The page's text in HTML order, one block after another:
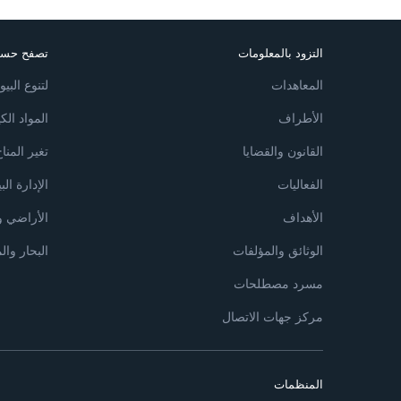
التزود بالمعلومات
المعاهدات
الأطراف
القانون والقضايا
الفعاليات
الأهداف
الوثائق والمؤلفات
مسرد مصطلحات
مركز جهات الاتصال
تصفح
لتنوع
المواد
تغير
الإدارة
الأراضي
البحار
المنظمات